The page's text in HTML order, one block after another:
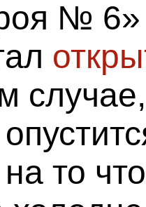
№
то